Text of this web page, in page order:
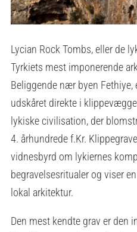
Lycian Rock Tombs, eller de
Tyrkiets mest imponerende
Beliggende nær byen Fethiye,
udskåret direkte i
lykiske civilisation, der
4. århundrede f.Kr.
vidnesbyrd om lykiernes
begravelsesritualer og viser
lokal arkitektur.
Den mest kendte grav er den